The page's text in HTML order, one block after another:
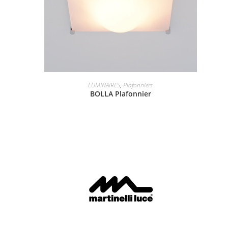
LUMINAIRES, Plafonniers
BOLLA Plafonnier